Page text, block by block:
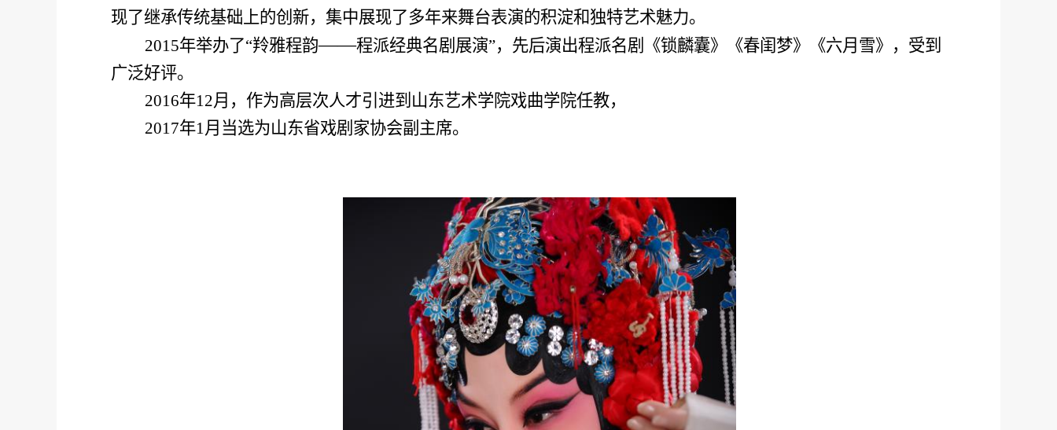
现了继承传统基础上的创新，集中展现了多年来舞台表演的积淀和独特艺术魅力。
2015年举办了“羚雅程韵——程派经典名剧展演”，先后演出程派名剧《锁麟囊》《春闺梦》《六月雪》，受到
广泛好评。
2016年12月，作为高层次人才引进到山东艺术学院戏曲学院任教，
2017年1月当选为山东省戏剧家协会副主席。